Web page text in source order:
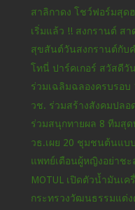
สาลิกาดง โชว์ฟอร์มสุด
เริ่มแล้ว !! สงกรานต์ ส
สุขสันต์วันสงกรานต์กับค
โทนี่ ปาร์คเกอร์ สวัสดีวั
ร่วมเฉลิมฉลองครบรอบ
วช. ร่วมสร้างสังคมปลอ
ร่วมสนุกทายผล 8 ทีมสุด
วธ.เผย 20 ชุมชนต้นแบ
แพทย์เตือนผู้หญิงอย่าชะล่
MOTUL เปิดตัวน้ำมันเค
กระทรวงวัฒนธรรมแต่